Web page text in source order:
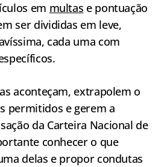
em multas e pontuação
ser divididas em leve,
cada uma com
aconteçam, extrapolem o
permitidos e gerem a
da Carteira Nacional de
conhecer o que
delas e propor condutas